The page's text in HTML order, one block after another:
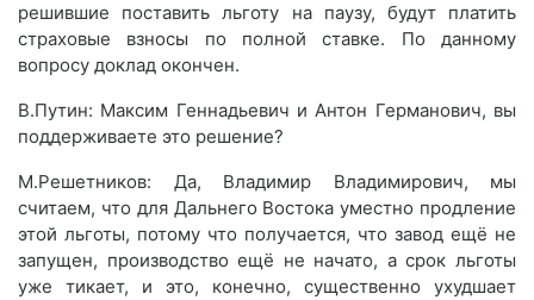
решившие поставить льготу на паузу, будут платить
страховые взносы по полной ставке. По данному
вопросу доклад окончен.
В.Путин: Максим Геннадьевич и Антон Германович, вы
поддерживаете это решение?
М.Решетников: Да, Владимир Владимирович, мы
считаем, что для Дальнего Востока уместно продление
этой льготы, потому что получается, что завод ещё не
запущен, производство ещё не начато, а срок льготы
уже тикает, и это, конечно, существенно ухудшает